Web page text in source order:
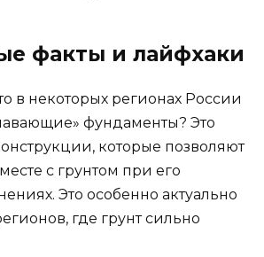
факты и лайфхаки
в некоторых регионах России
фундаменты? Это
которые позволяют
с грунтом при его
Это особенно актуально
где грунт сильно